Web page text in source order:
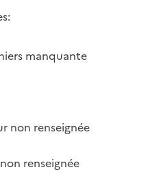
manquante
non renseignée
renseignée